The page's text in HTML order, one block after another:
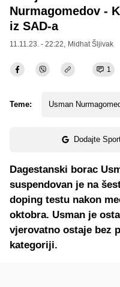
Nurmagomedov -
iz SAD-a
11.11.23. - 22:22, Midhat Šljivak
1
Teme: Usman
Dodajte
Dagestanski borac
suspendovan je na
doping testu nakon
oktobra. Usman je
vjerovatno ostaje bez
kategoriji.